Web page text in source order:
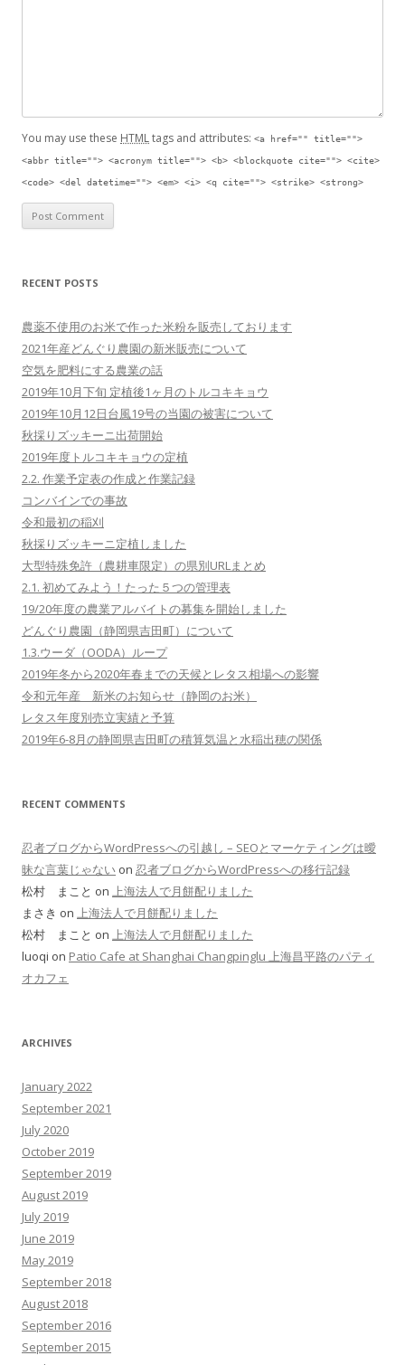
You may use these HTMLtags and attributes: <a href="" title="">
<abbr title=""> <acronym title=""> <b> <blockquote cite=""> <cite>
<code> <del datetime=""> <em> <i> <q cite=""> <strike> <strong>
RECENT POSTS
農薬不使用のお米で作った米粉を販売しております
2021年産どんぐり農園の新米販売について
空気を肥料にする農業の話
2019年10月下旬 定植後1ヶ月のトルコキキョウ
2019年10月12日台風19号の当園の被害について
秋採りズッキーニ出荷開始
2019年度トルコキキョウの定植
2.2. 作業予定表の作成と作業記録
コンバインでの事故
令和最初の稲刈
秋採りズッキーニ定植しました
大型特殊免許（農耕車限定）の県別URLまとめ
2.1. 初めてみよう！たった５つの管理表
19/20年度の農業アルバイトの募集を開始しました
どんぐり農園（静岡県吉田町）について
1.3.ウーダ（OODA）ループ
2019年冬から2020年春までの天候とレタス相場への影響
令和元年産 新米のお知らせ（静岡のお米）
レタス年度別売立実績と予算
2019年6-8月の静岡県吉田町の積算気温と水稲出穂の関係
RECENT COMMENTS
忍者ブログからWordPressへの引越し – SEOとマーケティングは曖
昧な言葉じゃない on 忍者ブログからWordPressへの移行記録
松村 まこと on 上海法人で月餅配りました
まさき on 上海法人で月餅配りました
松村 まこと on 上海法人で月餅配りました
luoqi on Patio Cafe at Shanghai Changpinglu 上海昌平路のパティ
オカフェ
ARCHIVES
January 2022
September 2021
July 2020
October 2019
September 2019
August 2019
July 2019
June 2019
May 2019
September 2018
August 2018
September 2016
September 2015